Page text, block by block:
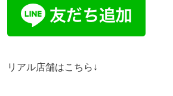
リアル店舗はこちら↓